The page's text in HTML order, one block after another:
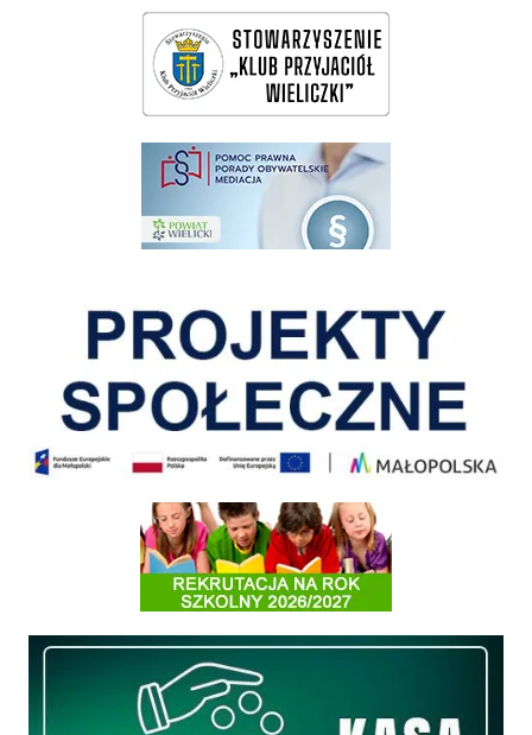
wieliczka-wieliczanie na bis
pomoc prawna wieliczka
Informacja o terminach rekrutacji na rok szkolny 2026/2027
Międzyzakładowa Kasa Zapomogowo - Pożyczkowa